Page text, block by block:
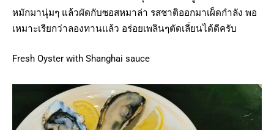
หมักมานุ่มๆ แล้วผัดกับซอสหมาล่า รสชาติออกมาเผ็ดกำลัง พอ
เหมาะเรียกว่าลองทานแล้ว อร่อยเพลินๆตัดเลี่ยนได้ดีครับ
Fresh Oyster with Shanghai sauce